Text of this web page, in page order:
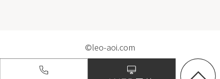
©leo-aoi.com